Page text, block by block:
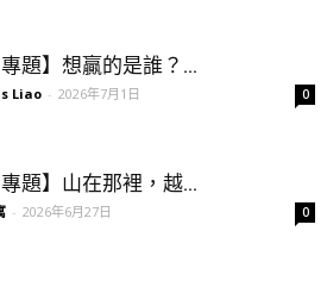
專題】想贏的是誰？...
Liao - 2026年7月1日 0
專題】山在那裡，越...
- 2026年6月27日 0